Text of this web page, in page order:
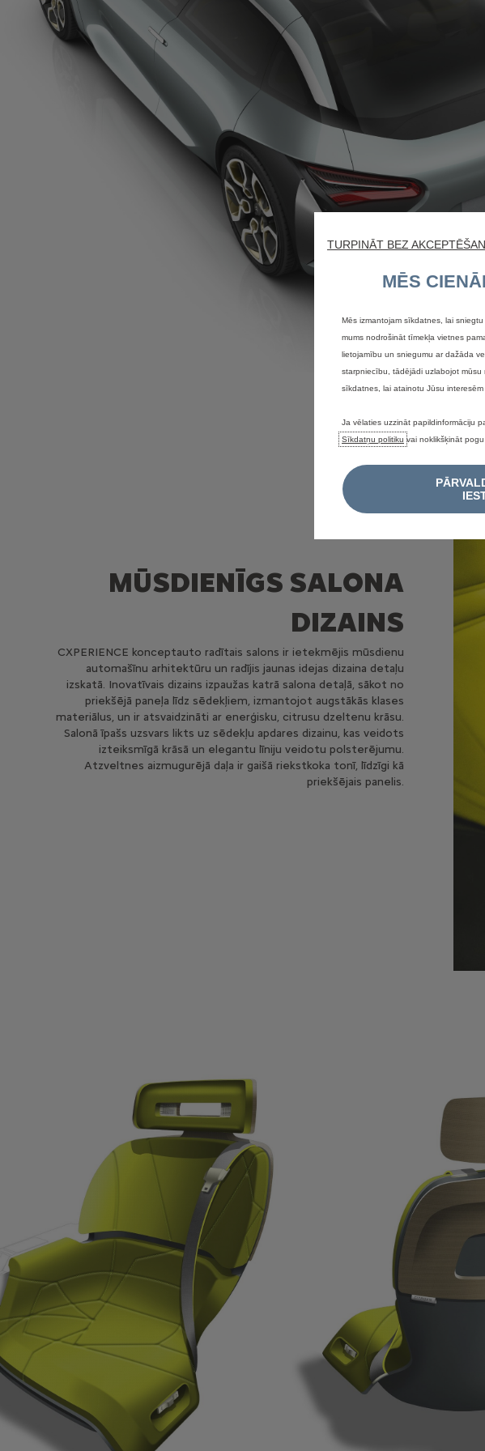
MŪSDIENĪGS SALONA
DIZAINS
CXPERIENCE konceptauto radītais salons ir ietekmējis mūsdienu
automašīnu arhitektūru un radījis jaunas idejas dizaina detaļu
izskatā. Inovatīvais dizains izpaužas katrā salona detaļā, sākot no
priekšējā paneļa līdz sēdekļiem, izmantojot augstākās klases
materiālus, un ir atsvaidzināti ar enerģisku, citrusu dzeltenu krāsu.
Salonā īpašs uzsvars likts uz sēdekļu apdares dizainu, kas veidots
izteiksmīgā krāsā un elegantu līniju veidotu polsterējumu.
Atzveltnes aizmugurējā daļa ir gaišā riekstkoka tonī, līdzīgi kā
priekšējais panelis.
TURPINĀT BEZ
MĒS
Mēs izmantojam sīkdatnes, lai
mums nodrošināt tīmekļa vietnes
lietojamību un sniegumu ar dažāda
starpniecību, tādējādi uzlabojot
sīkdatnes, lai atainotu Jūsu interesēm
Ja vēlaties uzzināt papildinformāciju
Sīkdatņu politiku vai noklikšķināt pogu
PĀRVALDĪT MANUS